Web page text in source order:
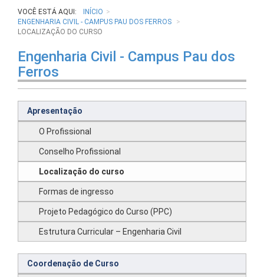
VOCÊ ESTÁ AQUI:
INÍCIO
ENGENHARIA CIVIL - CAMPUS PAU DOS FERROS
LOCALIZAÇÃO DO CURSO
Engenharia Civil - Campus Pau dos
Ferros
Apresentação
O Profissional
Conselho Profissional
Localização do curso
Formas de ingresso
Projeto Pedagógico do Curso (PPC)
Estrutura Curricular – Engenharia Civil
Coordenação de Curso